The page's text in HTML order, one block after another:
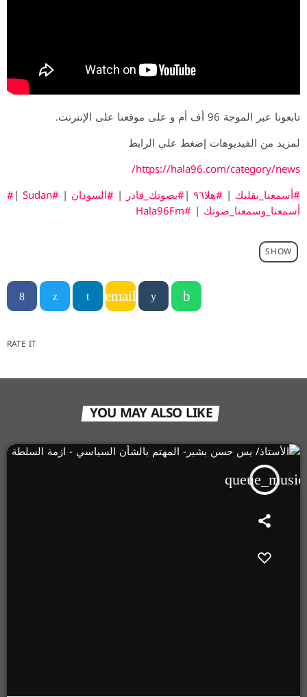
تابعونا عبر الموجة 96 أف أم و على موقعنا على الإنترنت.
لمزيد من الفيديوهات إضغط علي الرابط
https://hala96.com/category/news/
#أسمعنا_بقلبك | #هلا٩٦ |#بصوتك_قادر| #السودان |
#Sudan
|
#
أسمعنا_وسمعنا_صوتك |
#Hala96Fm
SHOW
email
RATE IT
YOU MAY ALSO LIKE
queue_music